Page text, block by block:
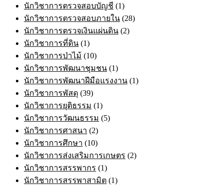
นักวิชาการตรวจสอบบัญชี (1)
นักวิชาการตรวจสอบภายใน (28)
นักวิชาการตรวจเงินแผ่นดิน (2)
นักวิชาการที่ดิน (1)
นักวิชาการป่าไม้ (10)
นักวิชาการพัฒนาชุมชน (1)
นักวิชาการพัฒนาฝีมือแรงงาน (1)
นักวิชาการพัสดุ (39)
นักวิชาการยุติธรรม (1)
นักวิชาการวัฒนธรรม (5)
นักวิชาการศาสนา (2)
นักวิชาการศึกษา (10)
นักวิชาการส่งเสริมการเกษตร (2)
นักวิชาการสรรพากร (1)
นักวิชาการสรรพาสามิต (1)